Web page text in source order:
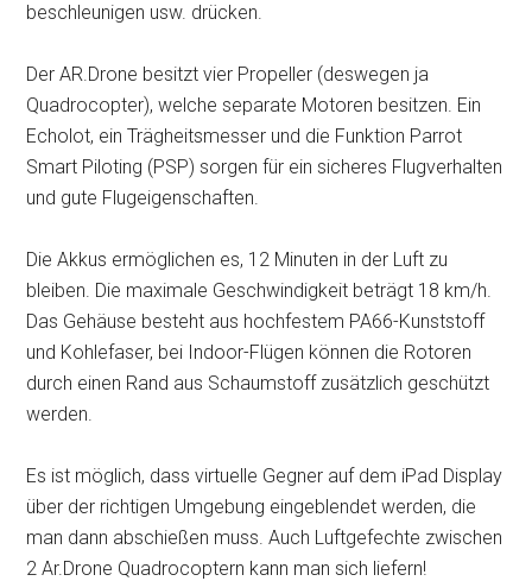
beschleunigen usw. drücken.
Der AR.Drone besitzt vier Propeller (deswegen ja
Quadrocopter), welche separate Motoren besitzen. Ein
Echolot, ein Trägheitsmesser und die Funktion Parrot
Smart Piloting (PSP) sorgen für ein sicheres Flugverhalten
und gute Flugeigenschaften.
Die Akkus ermöglichen es, 12 Minuten in der Luft zu
bleiben. Die maximale Geschwindigkeit beträgt 18 km/h.
Das Gehäuse besteht aus hochfestem PA66-Kunststoff
und Kohlefaser, bei Indoor-Flügen können die Rotoren
durch einen Rand aus Schaumstoff zusätzlich geschützt
werden.
Es ist möglich, dass virtuelle Gegner auf dem iPad Display
über der richtigen Umgebung eingeblendet werden, die
man dann abschießen muss. Auch Luftgefechte zwischen
2 Ar.Drone Quadrocoptern kann man sich liefern!